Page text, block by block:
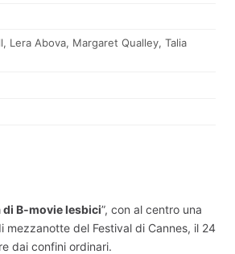
, Lera Abova, Margaret Qualley, Talia
B‑movie lesbici”, con al centro una
del Festival di Cannes, il 24
dai confini ordinari.